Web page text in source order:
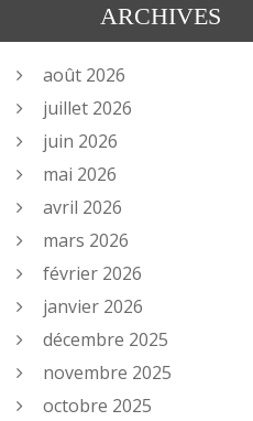
ARCHIVES
août 2026
juillet 2026
juin 2026
mai 2026
avril 2026
mars 2026
février 2026
janvier 2026
décembre 2025
novembre 2025
octobre 2025